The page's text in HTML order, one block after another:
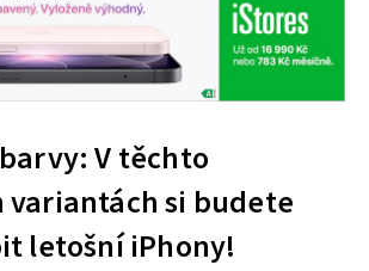
V těchto
variantách si budete
letošní iPhony!